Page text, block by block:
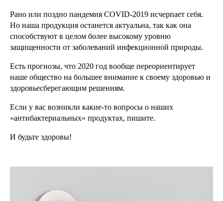
Рано или поздно пандемия COVID-2019 исчерпает себя.
Но наша продукция останется актуальна, так как она
способствуют в целом более высокому уровню
защищенности от заболеваний инфекционной природы.
Есть прогнозы, что 2020 год вообще переориентирует
наше общество на большее внимание к своему здоровью и
здоровьесберегающим решениям.
Если у вас возникли какие-то вопросы о наших
«антибактериальных» продуктах, пишите.
И будьте здоровы!